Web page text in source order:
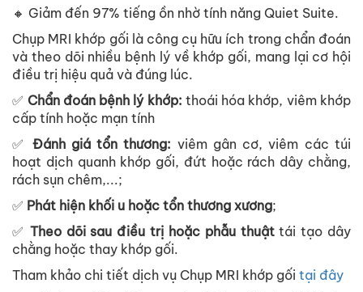
🔸 Giảm đến 97% tiếng ồn nhờ tính năng Quiet Suite.
Chụp MRI khớp gối là công cụ hữu ích trong chẩn đoán
và theo dõi nhiều bệnh lý về khớp gối, mang lại cơ hội
điều trị hiệu quả và đúng lúc.
✅ Chẩn đoán bệnh lý khớp: thoái hóa khớp, viêm khớp
cấp tính hoặc mạn tính
✅ Đánh giá tổn thương: viêm gân cơ, viêm các túi
hoạt dịch quanh khớp gối, đứt hoặc rách dây chằng,
rách sụn chêm,...;
✅ Phát hiện khối u hoặc tổn thương xương;
✅ Theo dõi sau điều trị hoặc phẫu thuậttái tạo dây
chằng hoặc thay khớp gối.
Tham khảo chi tiết dịch vụ Chụp MRI khớp gối tại đây